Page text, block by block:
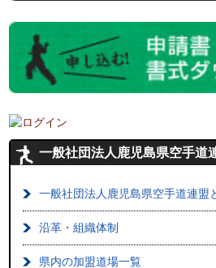
一般社団法人鹿児島県空手道
一般社団法人鹿児島県空手道連盟
沿革・組織体制
県内の加盟道場一覧